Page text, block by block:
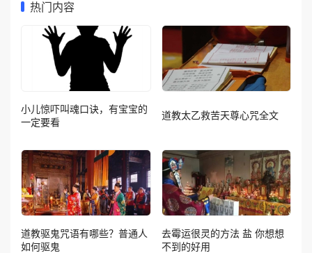
热门内容
小儿惊吓叫魂口诀，有宝宝的
一定要看
道教太乙救苦天尊心咒全文
道教驱鬼咒语有哪些？普通人
如何驱鬼
去霉运很灵的方法 盐 你想想
不到的好用